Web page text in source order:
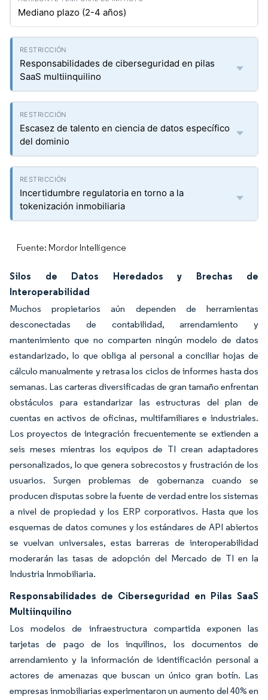
Mediano plazo (2-4 años)
Responsabilidades de ciberseguridad en pilas
SaaS multiinquilino
Escasez de talento en ciencia de datos específico
del dominio
Incertidumbre regulatoria en torno a la
tokenización inmobiliaria
Fuente: Mordor Intelligence
Silos de Datos Heredados y Brechas de
Interoperabilidad
Muchos propietarios aún dependen de herramientas
desconectadas de contabilidad, arrendamiento y
mantenimiento que no comparten ningún modelo de datos
estandarizado, lo que obliga al personal a conciliar hojas de
cálculo manualmente y retrasa los ciclos de informes hasta dos
semanas. Las carteras diversificadas de gran tamaño enfrentan
obstáculos para estandarizar las estructuras del plan de
cuentas en activos de oficinas, multifamiliares e industriales.
Los proyectos de integración frecuentemente se extienden a
seis meses mientras los equipos de TI crean adaptadores
personalizados, lo que genera sobrecostos y frustración de los
usuarios. Surgen problemas de gobernanza cuando se
producen disputas sobre la fuente de verdad entre los sistemas
a nivel de propiedad y los ERP corporativos. Hasta que los
esquemas de datos comunes y los estándares de API abiertos
se vuelvan universales, estas barreras de interoperabilidad
moderarán las tasas de adopción del Mercado de TI en la
Industria Inmobiliaria.
Responsabilidades de Ciberseguridad en Pilas SaaS
Multiinquilino
Los modelos de infraestructura compartida exponen las
tarjetas de pago de los inquilinos, los documentos de
arrendamiento y la información de identificación personal a
actores de amenazas que buscan un único gran botín. Las
empresas inmobiliarias experimentaron un aumento del 40% en